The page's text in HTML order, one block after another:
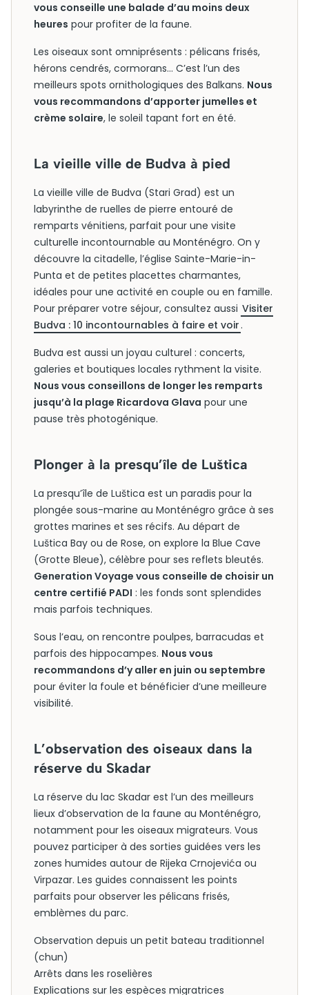
vous conseille une balade d’au moins deux
heures pour profiter de la faune.
Les oiseaux sont omniprésents : pélicans frisés,
hérons cendrés, cormorans… C’est l’un des
meilleurs spots ornithologiques des Balkans. Nous
vous recommandons d’apporter jumelles et
crème solaire, le soleil tapant fort en été.
La vieille ville de Budva à pied
La vieille ville de Budva (Stari Grad) est un
labyrinthe de ruelles de pierre entouré de
remparts vénitiens, parfait pour une visite
culturelle incontournable au Monténégro. On y
découvre la citadelle, l’église Sainte-Marie-in-
Punta et de petites placettes charmantes,
idéales pour une activité en couple ou en famille.
Pour préparer votre séjour, consultez aussi Visiter
Budva : 10 incontournables à faire et voir .
Budva est aussi un joyau culturel : concerts,
galeries et boutiques locales rythment la visite.
Nous vous conseillons de longer les remparts
jusqu’à la plage Ricardova Glava pour une
pause très photogénique.
Plonger à la presqu’île de Luštica
La presqu’île de Luštica est un paradis pour la
plongée sous-marine au Monténégro grâce à ses
grottes marines et ses récifs. Au départ de
Luštica Bay ou de Rose, on explore la Blue Cave
(Grotte Bleue), célèbre pour ses reflets bleutés.
Generation Voyage vous conseille de choisir un
centre certifié PADI : les fonds sont splendides
mais parfois techniques.
Sous l’eau, on rencontre poulpes, barracudas et
parfois des hippocampes. Nous vous
recommandons d’y aller en juin ou septembre
pour éviter la foule et bénéficier d’une meilleure
visibilité.
L’observation des oiseaux dans la
réserve du Skadar
La réserve du lac Skadar est l’un des meilleurs
lieux d’observation de la faune au Monténégro,
notamment pour les oiseaux migrateurs. Vous
pouvez participer à des sorties guidées vers les
zones humides autour de Rijeka Crnojevića ou
Virpazar. Les guides connaissent les points
parfaits pour observer les pélicans frisés,
emblèmes du parc.
Observation depuis un petit bateau traditionnel
(chun)
Arrêts dans les roselières
Explications sur les espèces migratrices